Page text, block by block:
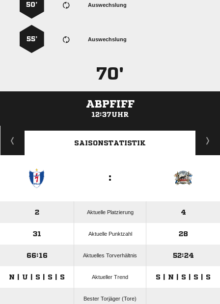
Auswechslung
50’
Auswechslung
55’
70'
ABPFIFF
12:37UHR
ANZEIGE
SAISONSTATISTIK
:
2 Aktuelle Platzierung 4
31 Aktuelle Punktzahl 28
66:16 Aktuelles Torverhältnis 52:24
N | U | S | S | S Aktueller Trend S | N | S | S | S
Bester Torjäger (Tore)